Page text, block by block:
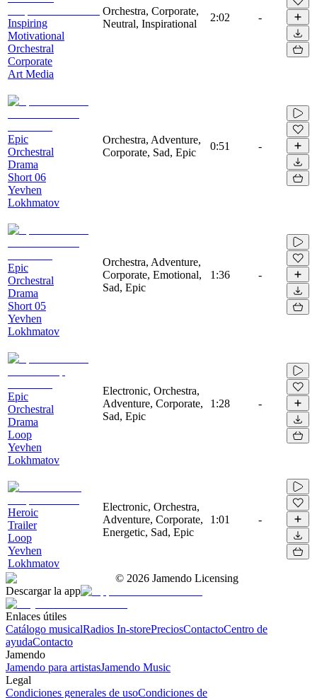
Inspiring
Motivational
Orchestral
Corporate
Art Media
Orchestra, Corporate,
Neutral, Inspirational
2:02 -
Epic
Orchestral
Drama
Short 06
Yevhen
Lokhmatov
Orchestra, Adventure,
Corporate, Sad, Epic
0:51 -
Epic
Orchestral
Drama
Short 05
Yevhen
Lokhmatov
Orchestra, Adventure,
Corporate, Emotional,
Sad, Epic
1:36 -
Epic
Orchestral
Drama
Loop
Yevhen
Lokhmatov
Electronic, Orchestra,
Adventure, Corporate,
Sad, Epic
1:28 -
Heroic
Trailer
Loop
Yevhen
Lokhmatov
Electronic, Orchestra,
Adventure, Corporate,
Energetic, Sad, Epic
1:01 -
© 2026 Jamendo Licensing
Descargar la app
Enlaces útiles
Catálogo musicalRadios In-storePreciosContactoCentro de
ayudaContacto
Jamendo
Jamendo para artistasJamendo Music
Legal
Condiciones generales de usoCondiciones de